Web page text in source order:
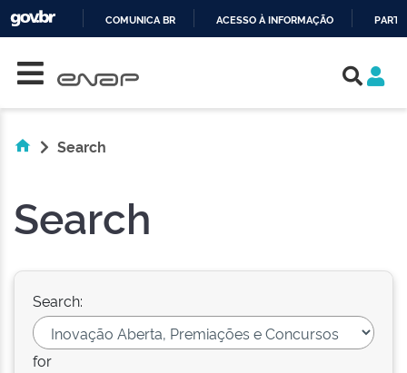
COMUNICA BR ACESSO À INFORMAÇÃO
Search
Search
Search:
for